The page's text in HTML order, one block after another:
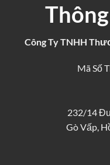
Công Ty TNHH
Mã Số
232/14
Gò Vấp,